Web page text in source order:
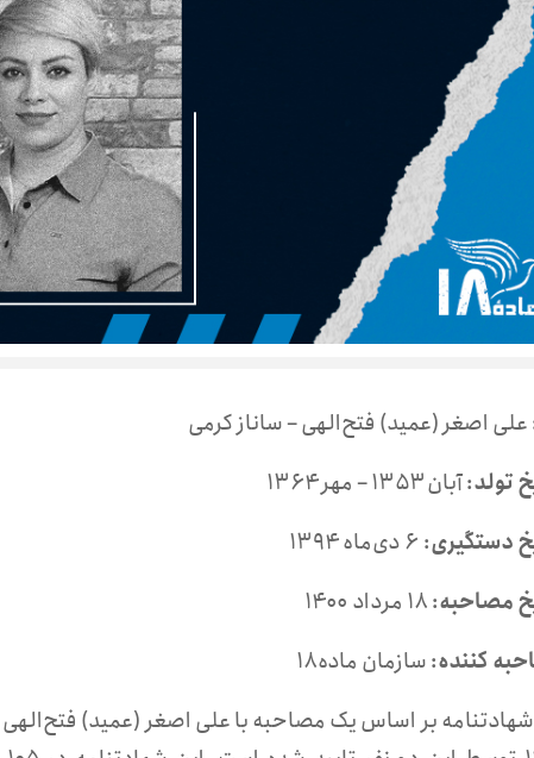
علی اصغر (عمید) فتح‌الهی – ساناز کرمی
تولد: آبان ۱۳۵۳ – مهر ۱۳۶۴
دستگیری: ۶ دی‌ماه ۱۳۹۴
مصاحبه: ۱۸ مرداد ۱۴۰۰
کننده: سازمان ماده۱۸